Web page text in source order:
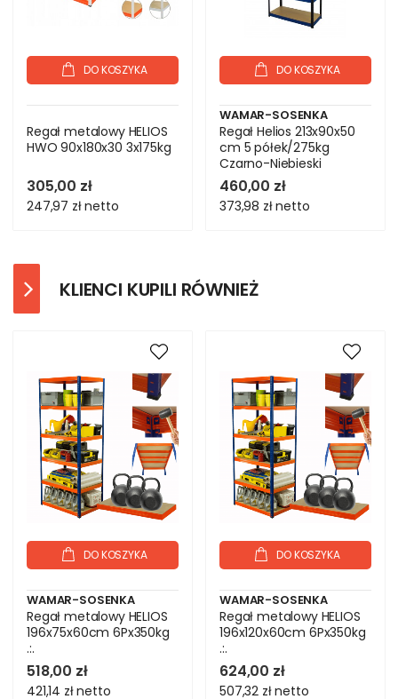
DO KOSZYKA
Regał metalowy HELIOS
HWO 90x180x30 3x175kg
305,00 zł
247,97 złnetto
DO KOSZYKA
WAMAR-SOSENKA
Regał Helios 213x90x50
cm 5 półek/275kg
Czarno-Niebieski
460,00 zł
373,98 złnetto
KLIENCI KUPILI RÓWNIEŻ
DO KOSZYKA
WAMAR-SOSENKA
Regał metalowy HELIOS
196x75x60cm 6Px350kg
.:.
518,00 zł
421,14 złnetto
DO KOSZYKA
WAMAR-SOSENKA
Regał metalowy HELIOS
196x120x60cm 6Px350kg
.:.
624,00 zł
507,32 złnetto